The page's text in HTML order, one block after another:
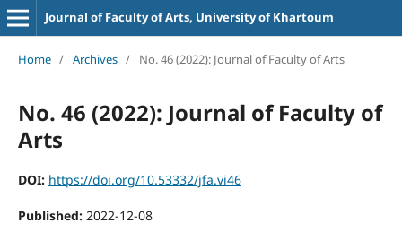
Journal of Faculty of Arts, University of Khartoum
Home / Archives / No. 46 (2022): Journal of Faculty of Arts
No. 46 (2022): Journal of Faculty of
Arts
DOI: https://doi.org/10.53332/jfa.vi46
Published: 2022-12-08